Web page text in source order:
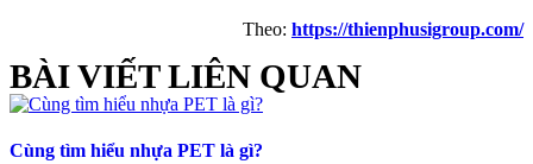
Theo: https://thienphusigroup.com/
BÀI VIẾT LIÊN QUAN
Cùng tìm hiểu nhựa PET là gì?